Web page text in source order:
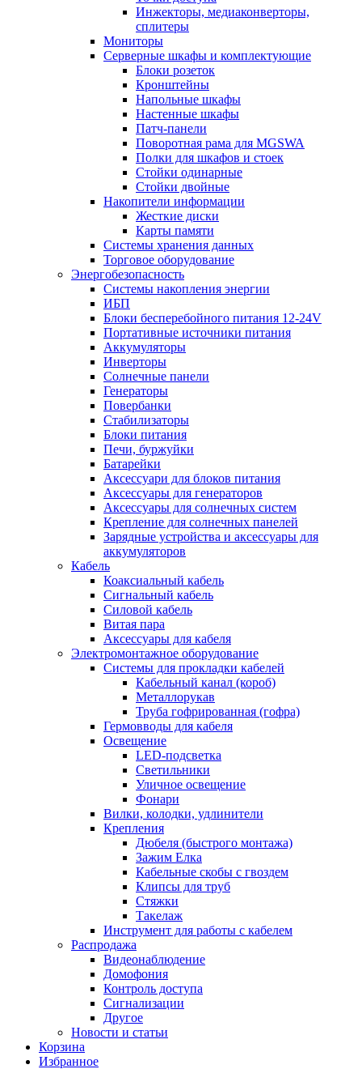
Инжекторы, медиаконверторы,
сплитеры
Мониторы
Серверные шкафы и комплектующие
Блоки розеток
Кронштейны
Напольные шкафы
Настенные шкафы
Патч-панели
Поворотная рама для MGSWA
Полки для шкафов и стоек
Стойки одинарные
Стойки двойные
Накопители информации
Жесткие диски
Карты памяти
Системы хранения данных
Торговое оборудование
Энергобезопасность
Системы накопления энергии
ИБП
Блоки бесперебойного питания 12-24V
Портативные источники питания
Аккумуляторы
Инверторы
Солнечные панели
Генераторы
Повербанки
Стабилизаторы
Блоки питания
Печи, буржуйки
Батарейки
Аксессуари для блоков питания
Аксессуары для генераторов
Аксессуары для солнечных систем
Крепление для солнечных панелей
Зарядные устройства и аксессуары для
аккумуляторов
Кабель
Коаксиальный кабель
Сигнальный кабель
Силовой кабель
Витая пара
Аксессуары для кабеля
Электромонтажное оборудование
Системы для прокладки кабелей
Кабельный канал (короб)
Металлорукав
Труба гофрированная (гофра)
Гермовводы для кабеля
Освещение
LED-подсветка
Светильники
Уличное освещение
Фонари
Вилки, колодки, удлинители
Крепления
Дюбеля (быстрого монтажа)
Зажим Елка
Кабельные скобы с гвоздем
Клипсы для труб
Стяжки
Такелаж
Инструмент для работы с кабелем
Распродажа
Видеонаблюдение
Домофония
Контроль доступа
Сигнализации
Другое
Новости и статьи
Корзина
Избранное